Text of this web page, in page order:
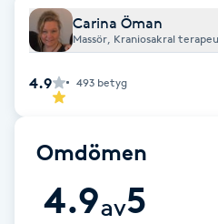
Fettreducering
Fibromassage
Fotmassage
Carina Öman
Massör, Kraniosakral
4.9 493 betyg
Omdömen
4.9av5